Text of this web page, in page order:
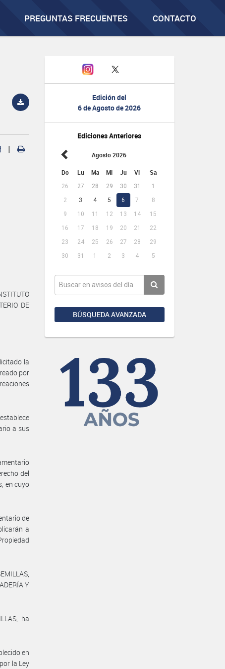
PREGUNTAS FRECUENTES CONTACTO
Edición del
6 de Agosto de 2026
Ediciones Anteriores
Agosto 2026
Do Lu Ma Mi Ju Vi Sa
26 27 28 29 30 31
1
2
3 4 5 6 7
8
9
10 11 12 13 14
15
16
17 18 19 20 21
22
23
24 25 26 27 28
29
30
31 1 2 3 4 5
BÚSQUEDA AVANZADA
|
DE
la
por
a sus
del
en cuyo
de
a
Y
ha
en
la Ley